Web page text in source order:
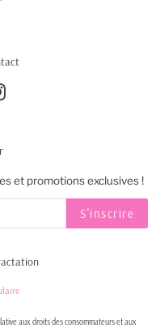
Instagram
et promotions exclusives !
S'inscrire
aux droits des consommateurs et aux